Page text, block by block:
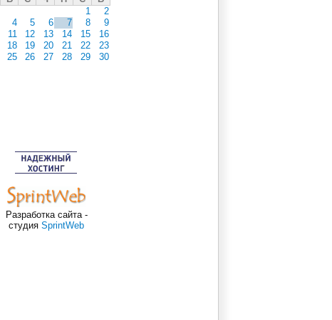
1
2
4 5 6 7 8
9
11 12 13 14 15
16
18 19 20 21 22
23
25 26 27 28 29
30
Разработка сайта -
студия SprintWeb